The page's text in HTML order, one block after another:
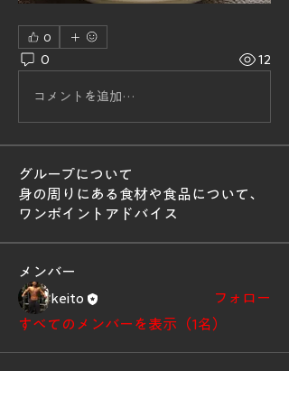
0
0 12
コメントを追加…
グループについて
身の周りにある食材や食品について、
ワンポイントアドバイス
メンバー
keito
フォロー
すべてのメンバーを表示（1名）